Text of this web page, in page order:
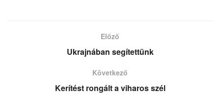
Előző
Ukrajnában segítettünk
Következő
Kerítést rongált a viharos szél